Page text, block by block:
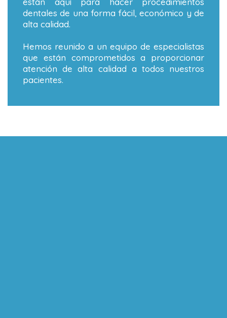
dentales de una forma fácil, económico y de
alta calidad.
Hemos reunido a un equipo de especialistas
que están comprometidos a proporcionar
atención de alta calidad a todos nuestros
pacientes.